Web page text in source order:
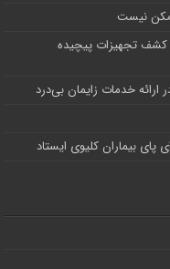
نیست
کشف تجهیزات پیچیده
بیماران کلیوی ایستاد